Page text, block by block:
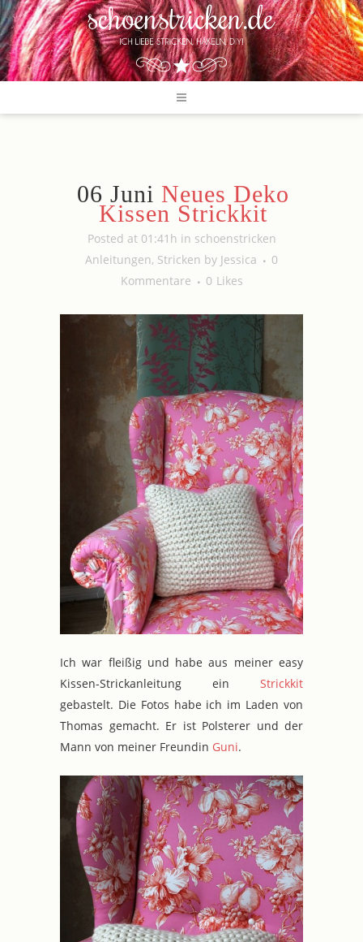
06 Juni Neues Deko
Kissen Strickkit
Posted at 01:41h in schoenstricken
Anleitungen, Stricken by Jessica
0
Kommentare
0 Likes
Ich war fleißig und habe aus meiner easy
Kissen-Strickanleitung ein Strickkit
gebastelt. Die Fotos habe ich im Laden von
Thomas gemacht. Er ist Polsterer und der
Mann von meiner Freundin Guni.